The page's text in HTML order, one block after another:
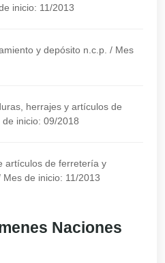
inicio: 11/2013
y depósito n.c.p. / Mes
herrajes y artículos de
de inicio: 09/2018
artículos de ferretería y
Mes de inicio: 11/2013
Naciones